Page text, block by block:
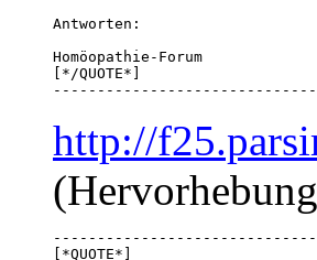
Antworten:
Homöopathie-Forum
[*/QUOTE*]
http://